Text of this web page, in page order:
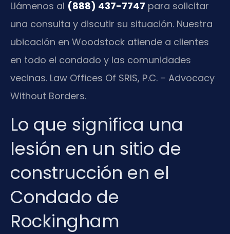
Llámenos al (888) 437-7747 para solicitar
una consulta y discutir su situación. Nuestra
ubicación en Woodstock atiende a clientes
en todo el condado y las comunidades
vecinas. Law Offices Of SRIS, P.C. – Advocacy
Without Borders.
Lo que significa una
lesión en un sitio de
construcción en el
Condado de
Rockingham